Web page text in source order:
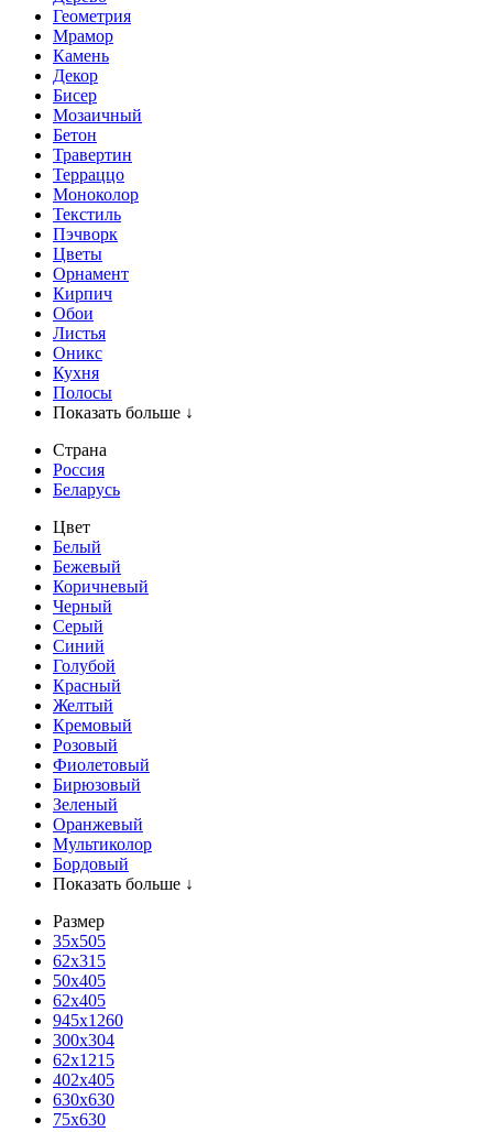
Геометрия
Мрамор
Камень
Декор
Бисер
Мозаичный
Бетон
Травертин
Терраццо
Моноколор
Текстиль
Пэчворк
Цветы
Орнамент
Кирпич
Обои
Листья
Оникс
Кухня
Полосы
Показать больше ↓
Страна
Россия
Беларусь
Цвет
Белый
Бежевый
Коричневый
Черный
Серый
Синий
Голубой
Красный
Желтый
Кремовый
Розовый
Фиолетовый
Бирюзовый
Зеленый
Оранжевый
Мультиколор
Бордовый
Показать больше ↓
Размер
35х505
62x315
50x405
62х405
945x1260
300x304
62x1215
402x405
630x630
75x630